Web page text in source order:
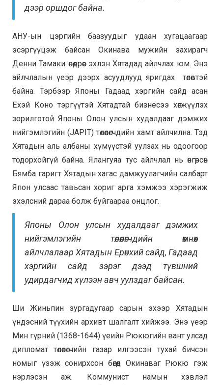
дээр оршдог байна.
АНУ-ын цэргийн баазуудыг удаан хугацаагаар
эсэргүүцэж байсан Окинава мужийн захирагч
Денни Тамаки өнөөдрөөс эхлэн Хятадад айлчлах юм. Энэ
айлчлалын үеэр дээрх асуудлууд яригдах төлөвтэй
байна. Тэрбээр Японы Гадаад хэргийн сайд асан
Ёхэй Коно тэргүүтэй Хятадтай бизнесээ хөгжүүлэх
зорилготой Японы Олон улсын худалдааг дэмжих
нийгэмлэгийн (JAPIT) төлөөлөгчдийн хамт айлчилна. Тэд
Хятадын аль албаны хүмүүстэй уулзах нь одоогоор
тодорхойгүй байна. Ялангуяа тус айлчлал нь өнгөрсөн
Бямба гаригт Хятадын хагас дамжуулагчийн салбарт
Япон улсаас тавьсан хориг арга хэмжээ хэрэгжиж
эхэлсний дараа болж буйгаараа онцлог.
Японы Олон улсын худалдааг дэмжих
нийгэмлэгийн төлөөлөгчдийн өмнөх
айлчлалаарХятадын Ерөнхий сайд, Гадаад
хэргийн сайд зэрэг дээд түвшний
удирдагчид хүлээн авч уулздаг байсан.
Ши Жиньпин зургадугаар сарын эхээр Хятадын
үндэсний түүхийн архивт шалгалт хийжээ. Энэ үеэр
Мин гүрний (1368-1644) үеийн Рюкюгийн вант улсад
дипломат төлөөлөгчийн газар илгээсэн тухай бичсэн
номыг үзэж сонирхсон бөгөөд Окинаваг Рюкю гэж
нэрлэсэн аж. Коммунист намын хэвлэл